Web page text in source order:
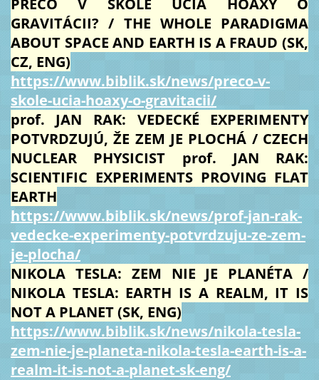
GRAVITÁCII? / THE WHOLE PARADIGMA
ABOUT SPACE AND EARTH IS A FRAUD (SK,
CZ, ENG)
https://www.biblik.sk/news/preco-v-
skole-ucia-hoaxy-o-gravitacii/
prof. JAN RAK: VEDECKÉ EXPERIMENTY
POTVRDZUJÚ, ŽE ZEM JE PLOCHÁ / CZECH
NUCLEAR PHYSICIST prof. JAN RAK:
SCIENTIFIC EXPERIMENTS PROVING FLAT
EARTH
https://www.biblik.sk/news/prof-jan-rak-
vedecke-experimenty-potvrdzuju-ze-zem-
je-plocha/
NIKOLA TESLA: ZEM NIE JE PLANÉTA /
NIKOLA TESLA: EARTH IS A REALM, IT IS
NOT A PLANET (SK, ENG)
https://www.biblik.sk/news/nikola-tesla-
zem-nie-je-planeta-nikola-tesla-earth-is-a-
realm-it-is-not-a-planet-sk-eng/